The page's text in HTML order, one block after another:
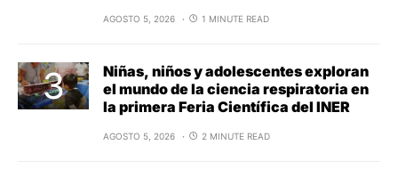
AGOSTO 5, 2026 1 MINUTE READ
Niñas, niños y adolescentes exploran
el mundo de la ciencia respiratoria en
la primera Feria Científica del INER
AGOSTO 5, 2026 2 MINUTE READ